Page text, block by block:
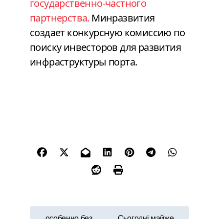
государственно-частного
партнерства. Минразвития
создает конкурсную комиссию по
поиску инвесторов для развития
инфраструктуры порта.